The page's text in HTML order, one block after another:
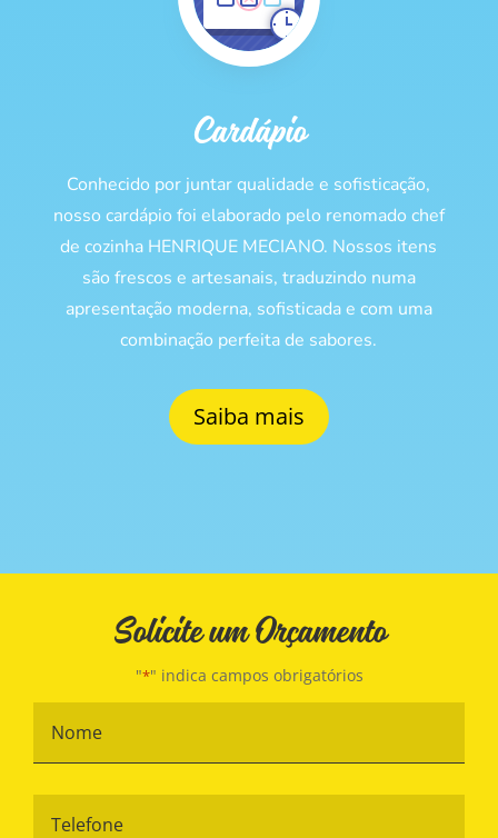
Cardápio
Conhecido por juntar qualidade e sofisticação,
nosso cardápio foi elaborado pelo renomado chef
de cozinha HENRIQUE MECIANO. Nossos itens
são frescos e artesanais, traduzindo numa
apresentação moderna, sofisticada e com uma
combinação perfeita de sabores.
Saiba mais
Solicite um Orçamento
"*" indica campos obrigatórios
Nome
Telefone